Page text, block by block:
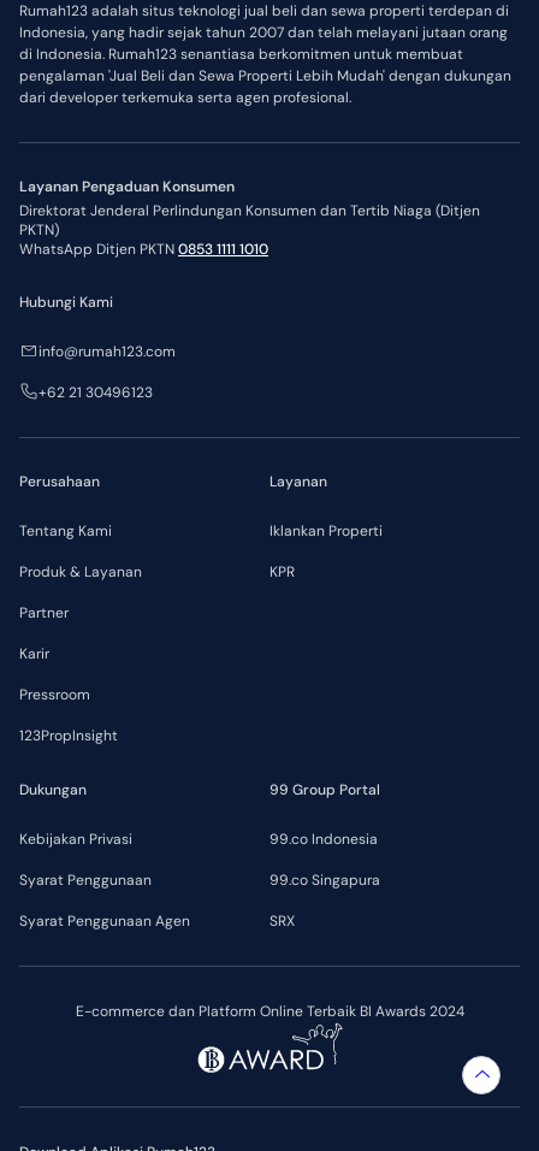
Rumah123 adalah situs teknologi jual beli dan sewa properti terdepan di
Indonesia, yang hadir sejak tahun 2007 dan telah melayani jutaan orang
di Indonesia. Rumah123 senantiasa berkomitmen untuk membuat
pengalaman 'Jual Beli dan Sewa Properti Lebih Mudah' dengan dukungan
dari developer terkemuka serta agen profesional.
Layanan Pengaduan Konsumen
Direktorat Jenderal Perlindungan Konsumen dan Tertib Niaga (Ditjen
PKTN)
WhatsApp Ditjen PKTN0853 1111 1010
E-commerce dan Platform Online Terbaik BI Awards 2024
Perusahaan
Tentang Kami
Produk & Layanan
Partner
Karir
Pressroom
123PropInsight
Layanan
Iklankan Properti
KPR
Dukungan
Kebijakan Privasi
Syarat Penggunaan
Syarat Penggunaan Agen
99 Group Portal
99.co Indonesia
99.co Singapura
SRX
Hubungi Kami
info@rumah123.com
+62 21 30496123